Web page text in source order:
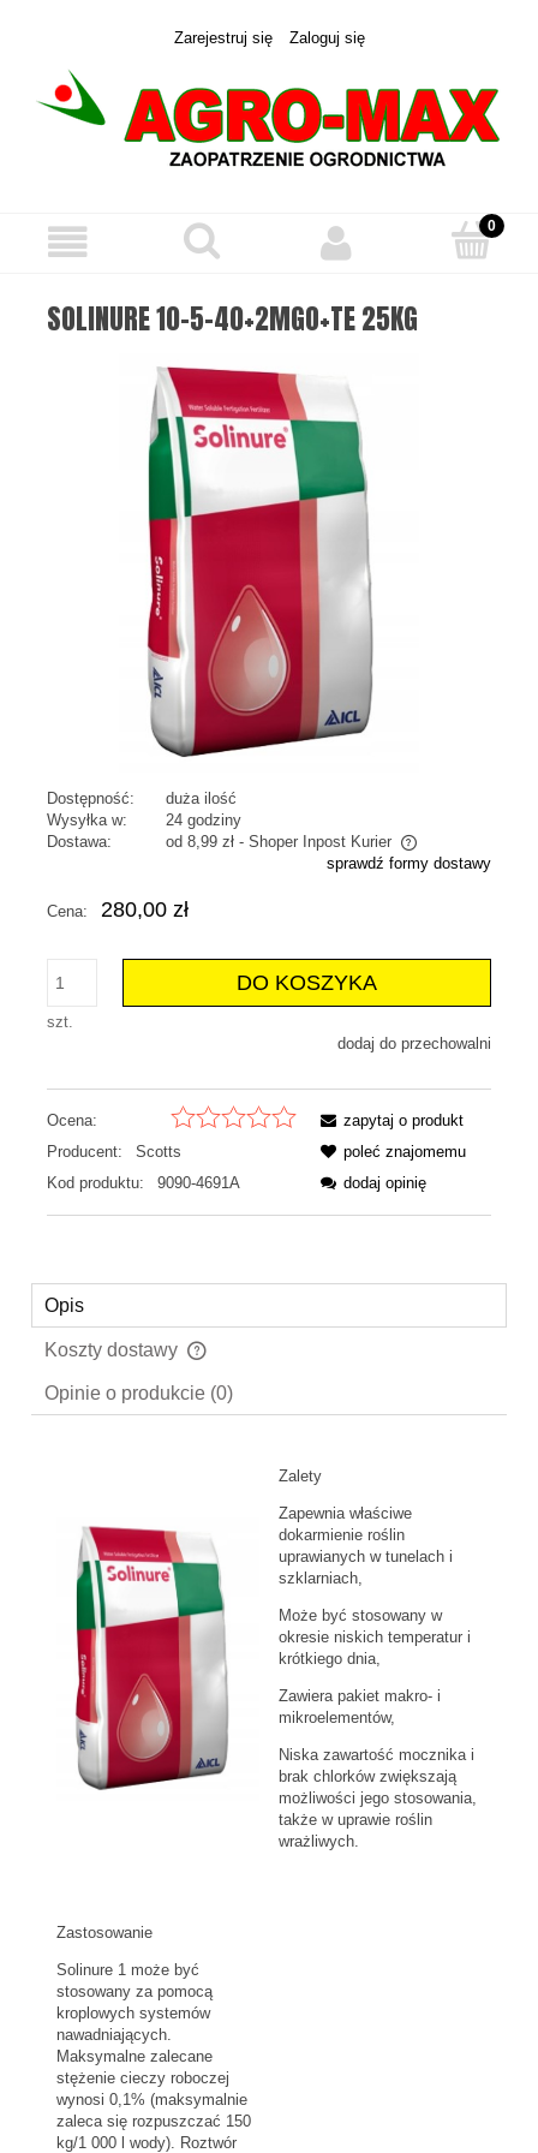
Zarejestruj się Zaloguj się
SOLINURE 10-5-40+2MGO+TE 25KG
Dostępność:
duża ilość
Wysyłka w:
24 godziny
Dostawa:
od 8,99 zł - Shoper Inpost Kurier
Cena nie zawiera ewentualnych kosztów płatności
sprawdź formy dostawy
Cena: 280,00 zł
szt.
DO KOSZYKA
dodaj do przechowalni
Ocena:
Producent:
Scotts
Kod produktu:
9090-4691A
zapytaj o produkt
poleć znajomemu
dodaj opinię
Opis
Koszty dostawy
Cena nie zawiera ewentualnych kosztów płatności
Opinie o produkcie (0)
Zalety
Zapewnia właściwe
dokarmienie roślin
uprawianych w tunelach i
szklarniach,
Może być stosowany w
okresie niskich temperatur i
krótkiego dnia,
Zawiera pakiet makro- i
mikroelementów,
Niska zawartość mocznika i
brak chlorków zwiększają
możliwości jego stosowania,
także w uprawie roślin
wrażliwych.
Zastosowanie
Solinure 1 może być
stosowany za pomocą
kroplowych systemów
nawadniających.
Maksymalne zalecane
stężenie cieczy roboczej
wynosi 0,1% (maksymalnie
zaleca się rozpuszczać 150
kg/1 000 l wody). Roztwór